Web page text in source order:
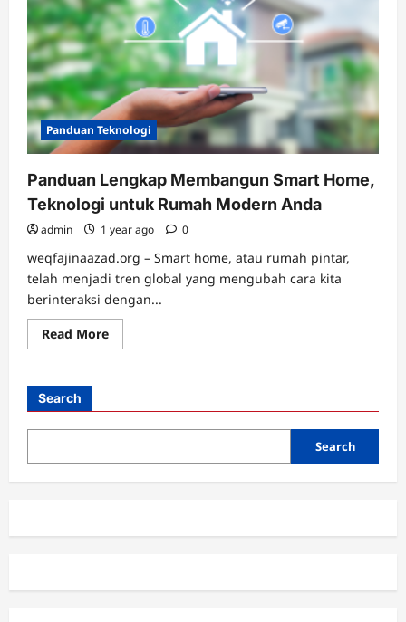
Panduan Teknologi
Panduan Lengkap Membangun Smart Home,
Teknologi untuk Rumah Modern Anda
admin 1 year ago 0
weqfajinaazad.org – Smart home, atau rumah pintar,
telah menjadi tren global yang mengubah cara kita
berinteraksi dengan...
Read MoreRead
more
Smart
Teknologi
Rumah
Anda
Search
Search